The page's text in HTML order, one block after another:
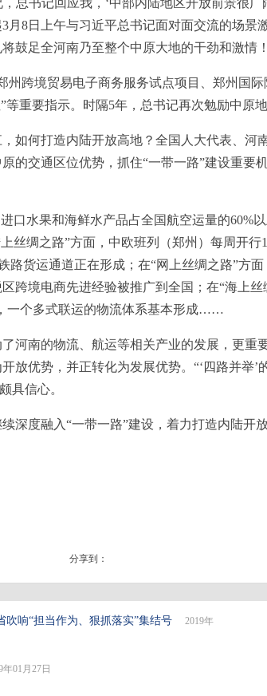
书记回应我，‘中部内陆地区开放前景很广
8日上午与习近平总书记面对面交流的场景
鼓足全河南乃至整个中原大地的干劲和激情
跨境贸易电子商务服务试点项目、郑州国际
重要指示。时隔5年，总书记再次勉励中原
何打造内陆开放高地？全国人大代表、河
的交通区位优势，抓住“一带一路”建设重要
水果和海鲜水产品占全国航空运量的60%
丝绸之路”方面，中欧班列（郑州）每周开行
路货运通道正在形成；在“网上丝绸之路”方
跨境电商先进经验被推广到全国；在“海上
一个多式联运的物流体系基本形成……
南的物流、航运等相关产业的发展，更重
放优势，并正转化为发展优势。“‘四路并举’
具信心。
度融入“一带一路”建设，着力打造内陆开
分享到：
响“担当作为、狠抓落实”集结号 2019年
年01月27日